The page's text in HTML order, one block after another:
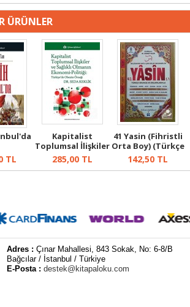
ÜRÜNLER
TL
Kapitalist
Toplumsal İlişkiler
ve Sağlık...
285,00TL
41 Yasin (Fihristli
Orta Boy) (Türkçe
Ok...
142,50 TL
Adres :Çınar Mahallesi, 843 Sokak, No: 6-8/B
Bağcılar / İstanbul / Türkiye
E-Posta :destek@kitapaloku.com